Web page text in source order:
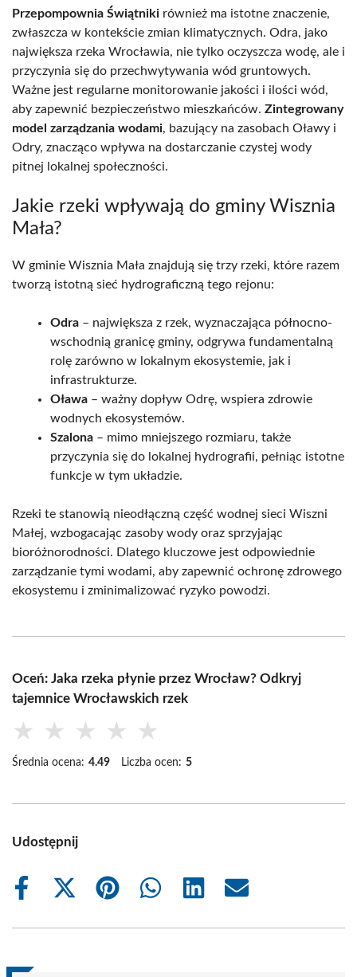
Przepompownia Świątniki również ma istotne znaczenie,
zwłaszcza w kontekście zmian klimatycznych. Odra, jako
największa rzeka Wrocławia, nie tylko oczyszcza wodę, ale i
przyczynia się do przechwytywania wód gruntowych.
Ważne jest regularne monitorowanie jakości i ilości wód,
aby zapewnić bezpieczeństwo mieszkańców. Zintegrowany
model zarządzania wodami, bazujący na zasobach Oławy i
Odry, znacząco wpływa na dostarczanie czystej wody
pitnej lokalnej społeczności.
Jakie rzeki wpływają do gminy Wisznia
Mała?
W gminie Wisznia Mała znajdują się trzy rzeki, które razem
tworzą istotną sieć hydrograficzną tego rejonu:
Odra – największa z rzek, wyznaczająca północno-
wschodnią granicę gminy, odgrywa fundamentalną
rolę zarówno w lokalnym ekosystemie, jak i
infrastrukturze.
Oława – ważny dopływ Odrę, wspiera zdrowie
wodnych ekosystemów.
Szalona – mimo mniejszego rozmiaru, także
przyczynia się do lokalnej hydrografii, pełniąc istotne
funkcje w tym układzie.
Rzeki te stanowią nieodłączną część wodnej sieci Wiszni
Małej, wzbogacając zasoby wody oraz sprzyjając
bioróżnorodności. Dlatego kluczowe jest odpowiednie
zarządzanie tymi wodami, aby zapewnić ochronę zdrowego
ekosystemu i zminimalizować ryzyko powodzi.
Oceń: Jaka rzeka płynie przez Wrocław? Odkryj
tajemnice Wrocławskich rzek
★ ★ ★ ★ ★
Średnia ocena: 4.49 Liczba ocen: 5
Udostępnij
Share
Share
(Twitter)
Share
Share
Share
Share